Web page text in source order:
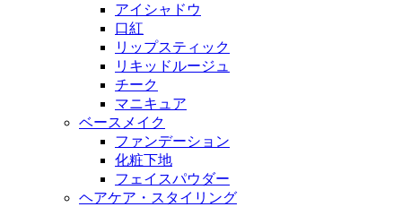
アイシャドウ
口紅
リップスティック
リキッドルージュ
チーク
マニキュア
ベースメイク
ファンデーション
化粧下地
フェイスパウダー
ヘアケア・スタイリング